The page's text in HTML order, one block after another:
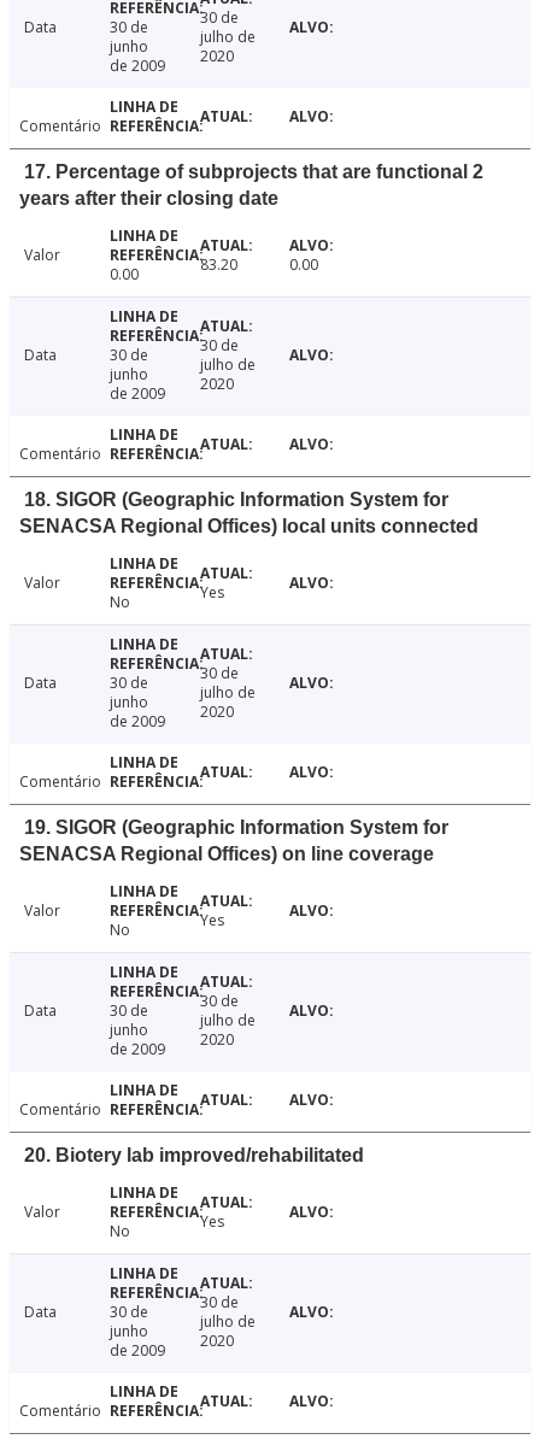
Data
30 de
junho
de 2009
30 de
julho de
2020
Comentário
17. Percentage of subprojects that are functional 2
years after their closing date
Valor
0.00
83.20 0.00
Data
30 de
junho
de 2009
30 de
julho de
2020
Comentário
18. SIGOR (Geographic Information System for
SENACSA Regional Offices) local units connected
Valor
No
Yes
Data
30 de
junho
de 2009
30 de
julho de
2020
Comentário
19. SIGOR (Geographic Information System for
SENACSA Regional Offices) on line coverage
Valor
No
Yes
Data
30 de
junho
de 2009
30 de
julho de
2020
Comentário
20. Biotery lab improved/rehabilitated
Valor
No
Yes
Data
30 de
junho
de 2009
30 de
julho de
2020
Comentário